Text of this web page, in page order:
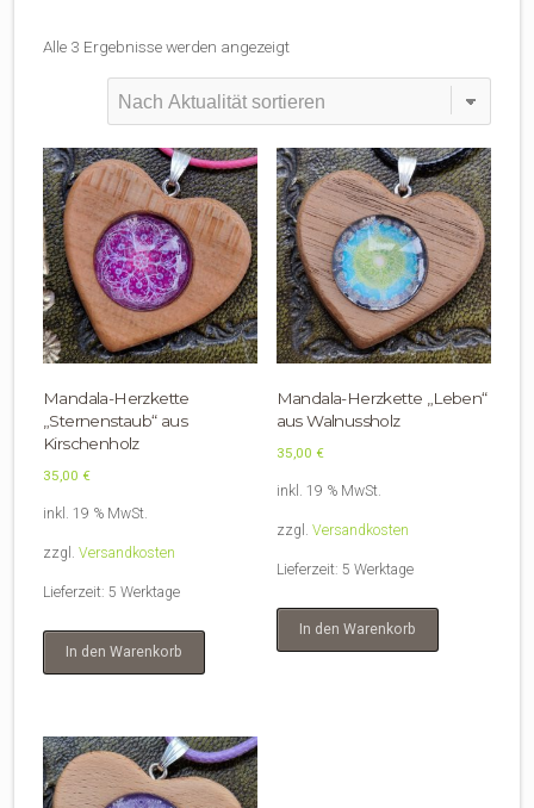
Alle 3 Ergebnisse werden angezeigtNach
Aktualität
sortiert
Mandala-Herzkette
„Sternenstaub“ aus
Kirschenholz
35,00 €
inkl. 19 % MwSt.
zzgl. Versandkosten
Lieferzeit: 5 Werktage
In den Warenkorb
Mandala-Herzkette „Leben“
aus Walnussholz
35,00 €
inkl. 19 % MwSt.
zzgl. Versandkosten
Lieferzeit: 5 Werktage
In den Warenkorb